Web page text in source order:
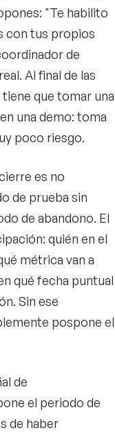
"Te habilito
con tus propios
de
Al final de las
que tomar una
una demo: toma
poco riesgo.
es no
de prueba sin
de abandono. El
quién en el
métrica van a
qué fecha puntual
Sin ese
pospone el
de
el periodo de
de haber